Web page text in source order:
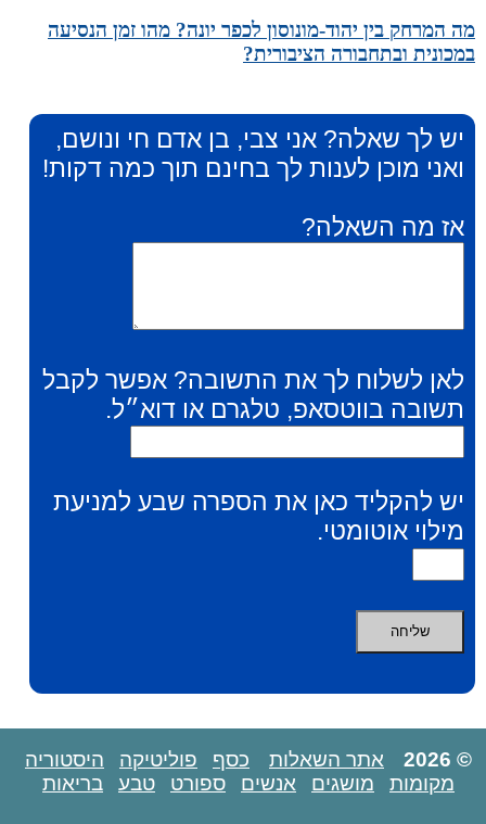
מה המרחק בין יהוד-מונוסון לכפר יונה? מהו זמן הנסיעה
במכונית ובתחבורה הציבורית?
יש לך שאלה? אני צבי, בן אדם חי ונושם,
ואני מוכן לענות לך בחינם תוך כמה דקות!
אז מה השאלה?
לאן לשלוח לך את התשובה? אפשר לקבל
תשובה בווטסאפ, טלגרם או דוא״ל.
יש להקליד כאן את הספרה שבע למניעת
מילוי אוטומטי.
© 2026 אתר השאלות כסף פוליטיקה
היסטוריה
מקומות
מושגים אנשים ספורט טבע בריאות